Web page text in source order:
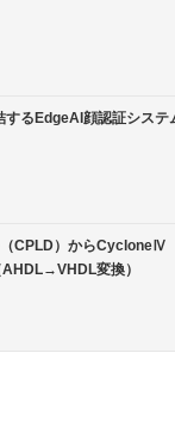
するEdgeAI顔認証システ
CPLD）からCycloneⅣ
AHDL→VHDL変換）